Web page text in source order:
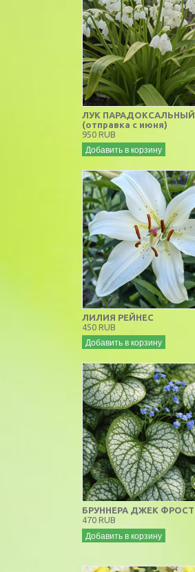
ЛУК ПАРАДОКСАЛЬНЫЙ
(отправка с июня)
950 RUB
Добавить в корзину
ЛИЛИЯ РЕЙНЕС
450 RUB
Добавить в корзину
БРУННЕРА ДЖЕК ФРОСТ
470 RUB
Добавить в корзину